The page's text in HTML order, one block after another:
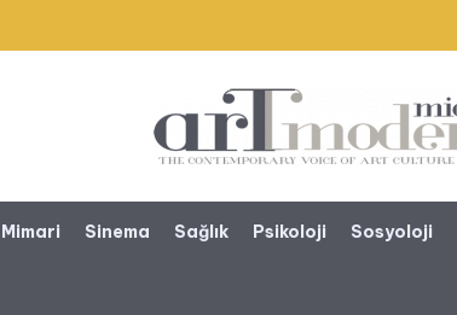
Mimari Sinema Sağlık Psikoloji Sosyoloji